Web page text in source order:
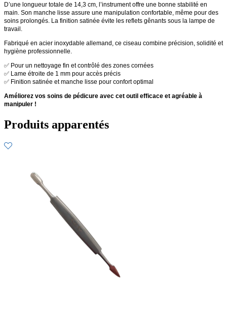
D’une longueur totale de 14,3 cm, l’instrument offre une bonne stabilité en
main. Son manche lisse assure une manipulation confortable, même pour des
soins prolongés. La finition satinée évite les reflets gênants sous la lampe de
travail.
Fabriqué en acier inoxydable allemand, ce ciseau combine précision, solidité et
hygiène professionnelle.
✅ Pour un nettoyage fin et contrôlé des zones cornées
✅ Lame étroite de 1 mm pour accès précis
✅ Finition satinée et manche lisse pour confort optimal
Améliorez vos soins de pédicure avec cet outil efficace et agréable à
manipuler !
Produits apparentés